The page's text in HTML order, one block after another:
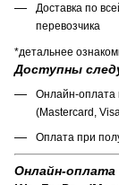
Доставка по
перевозчика
*детальнее
Доступны
Онлайн-оплата
(Mastercard,
Оплата при
Онлайн-